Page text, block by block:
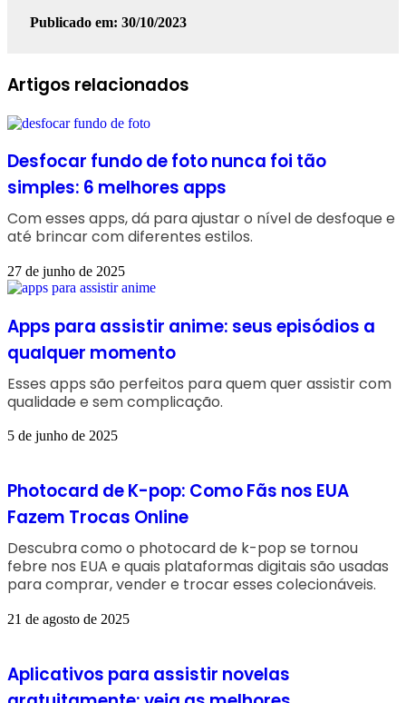
Publicado em: 30/10/2023
Facebook
Linkedin
WhatsApp
Telegram
Artigos relacionados
Desfocar fundo de foto nunca foi tão
simples: 6 melhores apps
Com esses apps, dá para ajustar o nível de desfoque e
até brincar com diferentes estilos.
27 de junho de 2025
Apps para assistir anime: seus episódios a
qualquer momento
Esses apps são perfeitos para quem quer assistir com
qualidade e sem complicação.
5 de junho de 2025
Photocard de K-pop: Como Fãs nos EUA
Fazem Trocas Online
Descubra como o photocard de k-pop se tornou
febre nos EUA e quais plataformas digitais são usadas
para comprar, vender e trocar esses colecionáveis.
21 de agosto de 2025
Aplicativos para assistir novelas